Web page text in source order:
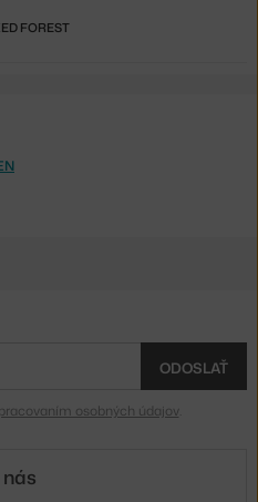
FOREST
ODOSLAŤ
osobných údajov.